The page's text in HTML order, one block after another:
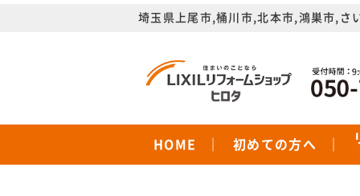
埼玉県上尾市,桶川市,北本市,鴻巣市,さ
HOME 初めての方へ